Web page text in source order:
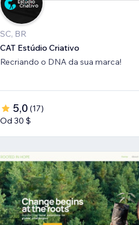
SC, BR
CAT Estúdio Criativo
Recriando o DNA da sua marca!
5,0 (17)
Od 30 $